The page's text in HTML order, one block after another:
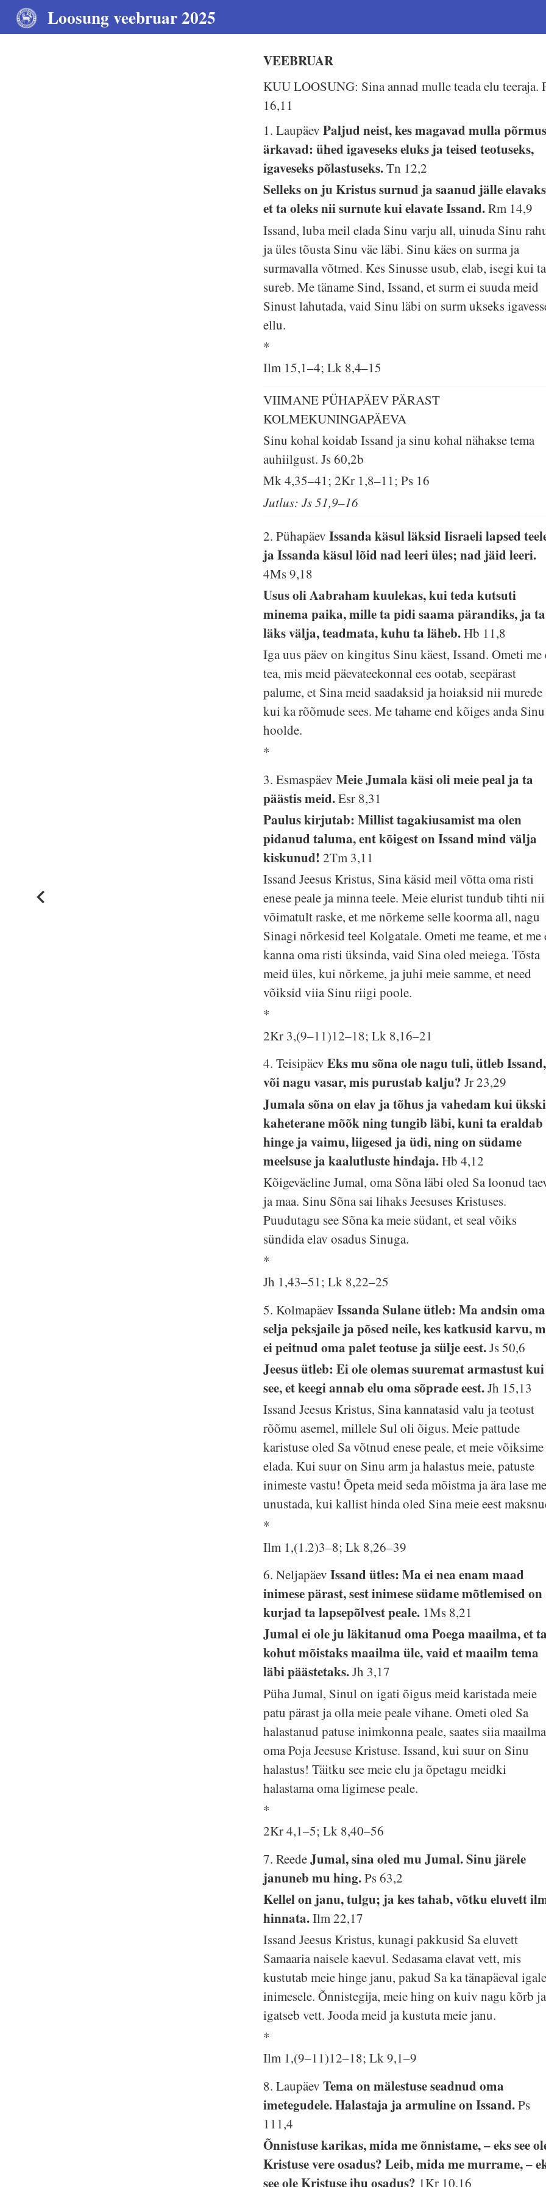
Loosung veebruar 2025
VEEBRUAR
KUU LOOSUNG: Sina annad mulle teada elu teeraja.
16,11
1. LaupäevPaljud neist, kes magavad mulla
ärkavad: ühed igaveseks eluks ja teised teotuseks,
igaveseks põlastuseks.Tn 12,2
Selleks on ju Kristus surnud ja saanud jälle
et ta oleks nii surnute kui elavate Issand.Rm 14,9
Issand, luba meil elada Sinu varju all, uinuda Sinu
ja üles tõusta Sinu väe läbi. Sinu käes on surma ja
surmavalla võtmed. Kes Sinusse usub, elab, isegi kui ta
sureb. Me täname Sind, Issand, et surm ei suuda meid
Sinust lahutada, vaid Sinu läbi on surm ukseks
ellu.
*
Ilm 15,1–4; Lk 8,4–15
VIIMANE PÜHAPÄEV PÄRAST
KOLMEKUNINGAPÄEVA
Sinu kohal koidab Issand ja sinu kohal nähakse tema
auhiilgust.Js 60,2b
Mk 4,35–41; 2Kr 1,8–11; Ps 16
Jutlus: Js 51,9–16
2. PühapäevIssanda käsul läksid Iisraeli lapsed
ja Issanda käsul lõid nad leeri üles; nad jäid leeri.
4Ms 9,18
Usus oli Aabraham kuulekas, kui teda kutsuti
minema paika, mille ta pidi saama pärandiks, ja ta
läks välja, teadmata, kuhu ta läheb.Hb 11,8
Iga uus päev on kingitus Sinu käest, Issand. Ometi me
tea, mis meid päevateekonnal ees ootab, seepärast
palume, et Sina meid saadaksid ja hoiaksid nii murede
kui ka rõõmude sees. Me tahame end kõiges anda Sinu
hoolde.
*
3. EsmaspäevMeie Jumala käsi oli meie peal ja ta
päästis meid.Esr 8,31
Paulus kirjutab: Millist tagakiusamist ma olen
pidanud taluma, ent kõigest on Issand mind välja
kiskunud!2Tm 3,11
Issand Jeesus Kristus, Sina käsid meil võtta oma risti
enese peale ja minna teele. Meie elurist tundub tihti nii
võimatult raske, et me nõrkeme selle koorma all, nagu
Sinagi nõrkesid teel Kolgatale. Ometi me teame, et me
kanna oma risti üksinda, vaid Sina oled meiega. Tõsta
meid üles, kui nõrkeme, ja juhi meie samme, et need
võiksid viia Sinu riigi poole.
*
2Kr 3,(9–11)12–18; Lk 8,16–21
4. TeisipäevEks mu sõna ole nagu tuli, ütleb Issand,
või nagu vasar, mis purustab kalju?Jr 23,29
Jumala sõna on elav ja tõhus ja vahedam kui ükski
kaheterane mõõk ning tungib läbi, kuni ta eraldab
hinge ja vaimu, liigesed ja üdi, ning on südame
meelsuse ja kaalutluste hindaja.Hb 4,12
Kõigeväeline Jumal, oma Sõna läbi oled Sa loonud
ja maa. Sinu Sõna sai lihaks Jeesuses Kristuses.
Puudutagu see Sõna ka meie südant, et seal võiks
sündida elav osadus Sinuga.
*
Jh 1,43–51; Lk 8,22–25
5. KolmapäevIssanda Sulane ütleb: Ma andsin oma
selja peksjaile ja põsed neile, kes katkusid karvu,
ei peitnud oma palet teotuse ja sülje eest.Js 50,6
Jeesus ütleb: Ei ole olemas suuremat armastust kui
see, et keegi annab elu oma sõprade eest.Jh 15,13
Issand Jeesus Kristus, Sina kannatasid valu ja teotust
rõõmu asemel, millele Sul oli õigus. Meie pattude
karistuse oled Sa võtnud enese peale, et meie võiksime
elada. Kui suur on Sinu arm ja halastus meie, patuste
inimeste vastu! Õpeta meid seda mõistma ja ära lase
unustada, kui kallist hinda oled Sina meie eest
*
Ilm 1,(1.2)3–8; Lk 8,26–39
6. NeljapäevIssand ütles: Ma ei nea enam maad
inimese pärast, sest inimese südame mõtlemised on
kurjad ta lapsepõlvest peale. 1Ms 8,21
Jumal ei ole ju läkitanud oma Poega maailma, et
kohut mõistaks maailma üle, vaid et maailm tema
läbi päästetaks.Jh 3,17
Püha Jumal, Sinul on igati õigus meid karistada meie
patu pärast ja olla meie peale vihane. Ometi oled Sa
halastanud patuse inimkonna peale, saates siia maailma
oma Poja Jeesuse Kristuse. Issand, kui suur on Sinu
halastus! Täitku see meie elu ja õpetagu meidki
halastama oma ligimese peale.
*
2Kr 4,1–5; Lk 8,40–56
7. ReedeJumal, sina oled mu Jumal. Sinu järele
januneb mu hing.Ps 63,2
Kellel on janu, tulgu; ja kes tahab, võtku eluvett
hinnata.Ilm 22,17
Issand Jeesus Kristus, kunagi pakkusid Sa eluvett
Samaaria naisele kaevul. Sedasama elavat vett, mis
kustutab meie hinge janu, pakud Sa ka tänapäeval
inimesele. Õnnistegija, meie hing on kuiv nagu kõrb ja
igatseb vett. Jooda meid ja kustuta meie janu.
*
Ilm 1,(9–11)12–18; Lk 9,1–9
8. LaupäevTema on mälestuse seadnud oma
imetegudele. Halastaja ja armuline on Issand.Ps
111,4
Õnnistuse karikas, mida me õnnistame, – eks see
Kristuse vere osadus? Leib, mida me murrame, –
see ole Kristuse ihu osadus? 1Kr 10,16